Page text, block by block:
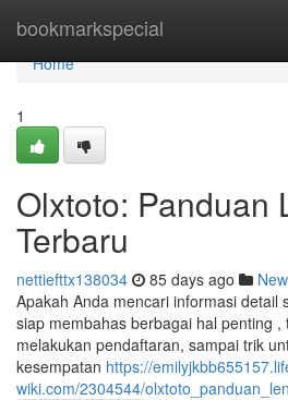
bookmarkspecial
Home
Home
1
Olxtoto: Panduan
Terbaru
nettiefttx138034 85 days ago
Apakah Anda mencari informasi detail
siap membahas berbagai hal penting ,
melakukan pendaftaran, sampai trik
kesempatan https://
wiki.com/2304544/